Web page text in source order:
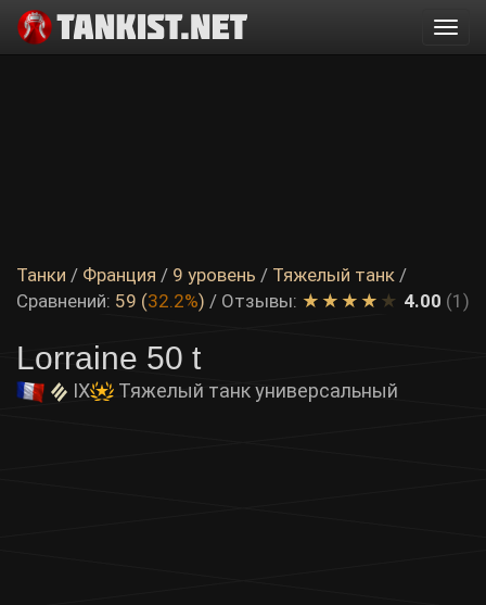
Танки / Франция / 9 уровень / Тяжелый танк /
Сравнений: 59 (32.2%) / Отзывы: 4.00 (1)
Lorraine 50 t
IX Тяжелый танк универсальный